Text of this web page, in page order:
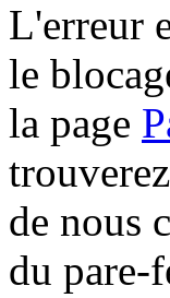
L'erreur
le
la page
de nous
du pare-